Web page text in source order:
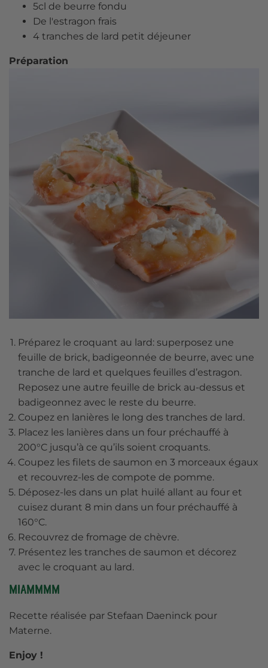
5cl de beurre fondu
De l'estragon frais
4 tranches de lard petit déjeuner
Préparation
Préparez le croquant au lard: superposez une
feuille de brick, badigeonnée de beurre, avec une
tranche de lard et quelques feuilles d’estragon.
Reposez une autre feuille de brick au-dessus et
badigeonnez avec le reste du beurre.
Coupez en lanières le long des tranches de lard.
Placez les lanières dans un four préchauffé à
200°C jusqu’à ce qu’ils soient croquants.
Coupez les filets de saumon en 3 morceaux égaux
et recouvrez-les de compote de pomme.
Déposez-les dans un plat huilé allant au four et
cuisez durant 8 min dans un four préchauffé à
160°C.
Recouvrez de fromage de chèvre.
Présentez les tranches de saumon et décorez
avec le croquant au lard.
Miammmm
Recette réalisée par Stefaan Daeninck pour
Materne.
Enjoy !